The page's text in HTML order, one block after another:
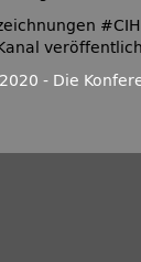
- Die